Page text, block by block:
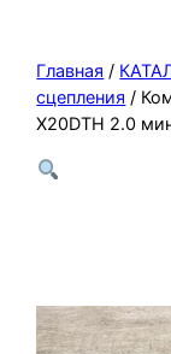
Главная /
сцепления /
X20DTH 2.0